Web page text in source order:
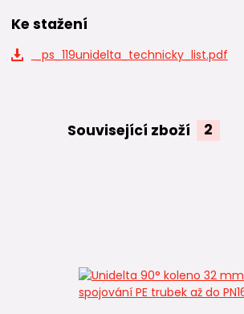
Ke stažení
_ps_119unidelta_technicky_list.pdf
Související zboží 2